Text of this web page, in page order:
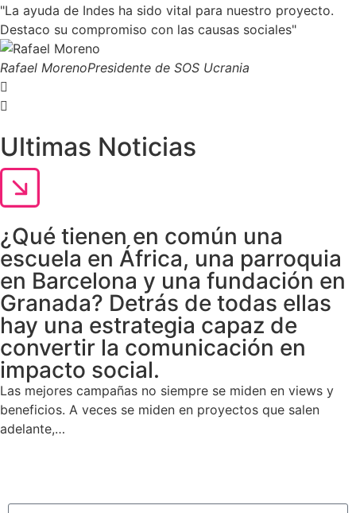
"La ayuda de Indes ha sido vital para nuestro proyecto.
Destaco su compromiso con las causas sociales"
Rafael MorenoPresidente de SOS Ucrania
Ultimas Noticias
¿Qué tienen en común una
escuela en África, una parroquia
en Barcelona y una fundación en
Granada? Detrás de todas ellas
hay una estrategia capaz de
convertir la comunicación en
impacto social.
Las mejores campañas no siempre se miden en views y
beneficios. A veces se miden en proyectos que salen
adelante,…